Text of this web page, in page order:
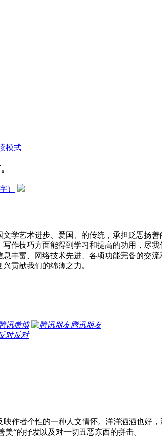
模式
）
学艺术进步、爱国、的传统，承担贬恶扬
作技巧方面能得到学习和提高的功用，尽
丰富、网络技术先进、各项功能完备的交
贡献我们的绵薄之力。
讯微博
腾讯朋友
反对
者个性的一种人文情怀。洋洋洒洒也好，
“的抒发以及对一切丑恶东西的拼击。